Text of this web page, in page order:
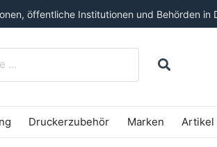
öffentliche Institutionen und Behörden in
Druckerzubehör Marken Artikel